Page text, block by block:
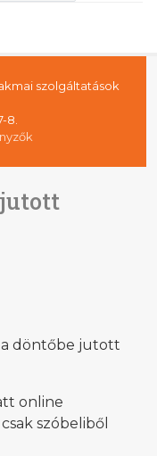
szolgáltatások
8.
jutott
döntőbe jutott
online
szóbeliből